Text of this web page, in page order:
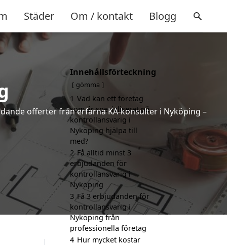
Städer Om / kontakt Blogg
offerter från erfarna KA-konsulter i Nyköping –
Innehållsförteckning
gömma
1 Vad kan ett företag
som är specialiserat på
kontrollansvarig i
Nyköping hjälpa till
med?
2 Få alltid minst 3
erbjudanden för
kontrollansvarig i
Nyköping
3 Få 3 erbjudanden för
kontrollansvarig i
Nyköping från
professionella företag
4 Hur mycket kostar